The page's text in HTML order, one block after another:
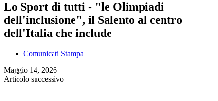
Lo Sport di tutti - "le Olimpiadi
dell'inclusione", il Salento al centro
dell'Italia che include
Comunicati Stampa
Maggio 14, 2026
Articolo successivo